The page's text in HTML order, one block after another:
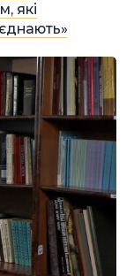
які